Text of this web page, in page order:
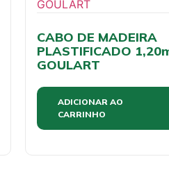
CABO DE MADEIRA
PLASTIFICADO
GOULART
ADICIONAR AO
CARRINHO